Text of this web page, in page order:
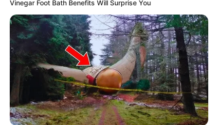
Следите за нами в
Следите за нами в
Vinegar Foot Bath Benefits Will Surprise You